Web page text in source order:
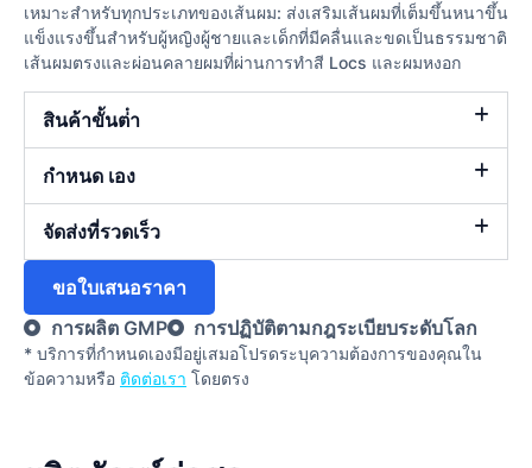
เหมาะสำหรับทุกประเภทของเส้นผม: ส่งเสริมเส้นผมที่เต็มขึ้นหนาขึ้น
แข็งแรงขึ้นสำหรับผู้หญิงผู้ชายและเด็กที่มีคลื่นและขดเป็นธรรมชาติ
เส้นผมตรงและผ่อนคลายผมที่ผ่านการทำสี Locs และผมหงอก
สินค้าขั้นต่ํา
กำหนด เอง
จัดส่งที่รวดเร็ว
ขอใบเสนอราคา
การผลิต GMP
การปฏิบัติตามกฎระเบียบระดับโลก
* บริการที่กําหนดเองมีอยู่เสมอโปรดระบุความต้องการของคุณใน
ข้อความหรือ ติดต่อเรา โดยตรง